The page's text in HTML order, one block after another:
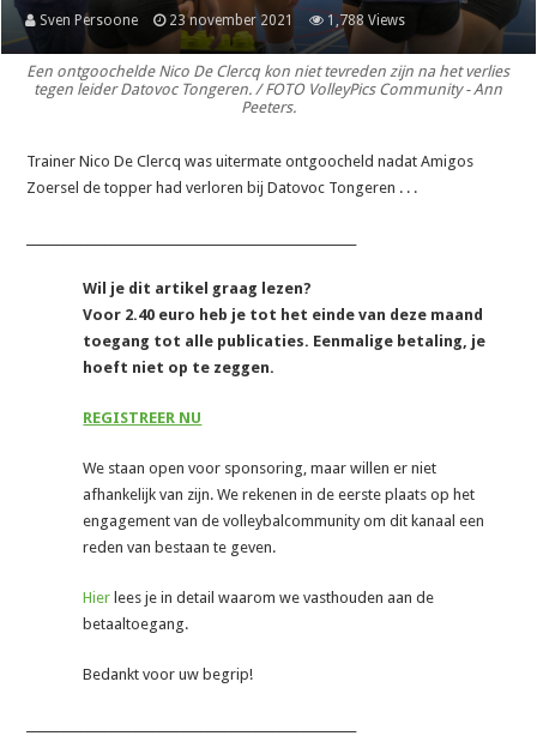
Sven Persoone 23 november 2021 1,788 Views
Een ontgoochelde Nico De Clercq kon niet tevreden zijn na het verlies
tegen leider Datovoc Tongeren. / FOTO VolleyPics Community - Ann
Peeters.
Trainer Nico De Clercq was uitermate ontgoocheld nadat Amigos
Zoersel de topper had verloren bij Datovoc Tongeren . . .
Wil je dit artikel graag lezen?
Voor 2.40 euro heb je tot het einde van deze maand
toegang tot alle publicaties. Eenmalige betaling, je
hoeft niet op te zeggen.
REGISTREER NU
We staan open voor sponsoring, maar willen er niet
afhankelijk van zijn. We rekenen in de eerste plaats op het
engagement van de volleybalcommunity om dit kanaal een
reden van bestaan te geven.
Hier lees je in detail waarom we vasthouden aan de
betaaltoegang.
Bedankt voor uw begrip!